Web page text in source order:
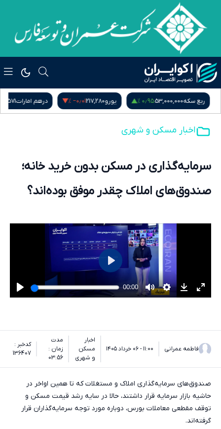
ربع سکه53,000,000۰٫۹۵ % یورو217,280‎−۰٫۰۱ % درهم امارات51,571
اخبار مسکن و شهری
سرمایه‌گذاری در مسکن بدون خرید خانه؛
صندوق‌های املاک چقدر موفق بوده‌اند؟
فاطمه عمرانی ۱۱:۰۰ - ۰۶ خرداد ۱۴۰۵
اخبار
مسکن
و شهری
مدت
زمان :
03:56
کدخبر :
136407
صندوق‌های سرمایه‌گذاری املاک و مستغلات که تا همین اواخر در
حاشیه بازار سرمایه قرار داشتند، حالا در سایه رشد قیمت مسکن و
توقف مقطعی معاملات بورس، دوباره مورد توجه سرمایه‌گذاران قرار
گرفته‌اند.